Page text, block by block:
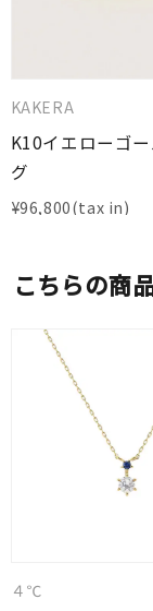
KAKERA
K10イエローゴ
グ
¥96,800
こちらの商
４℃